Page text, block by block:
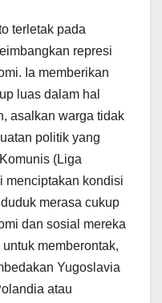
terletak pada
represi
Ia memberikan
luas dalam hal
asalkan warga tidak
politik yang
(Liga
menciptakan kondisi
merasa cukup
dan sosial mereka
memberontak,
Yugoslavia
atau